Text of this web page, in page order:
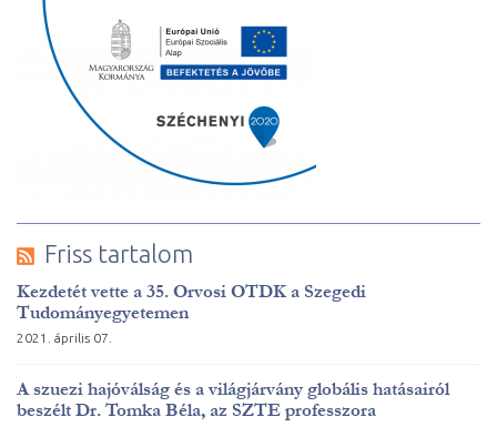
Friss tartalom
Kezdetét vette a 35. Orvosi OTDK a Szegedi
Tudományegyetemen
2021. április 07.
A szuezi hajóválság és a világjárvány globális hatásairól
beszélt Dr. Tomka Béla, az SZTE professzora